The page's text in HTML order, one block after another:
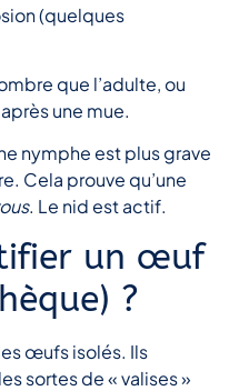
(quelques
que l’adulte, ou
une mue.
nymphe est plus grave
Cela prouve qu’une
. Le nid est actif.
un œuf
?
œufs isolés. Ils
sortes de « valises »